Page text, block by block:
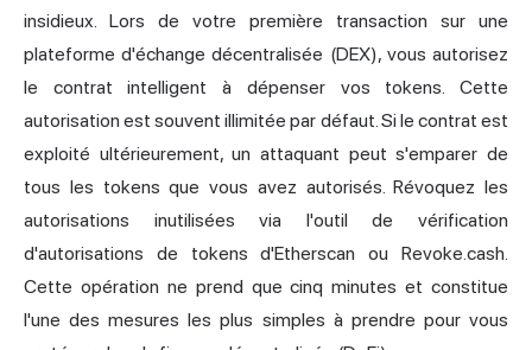
insidieux. Lors de votre première transaction sur une
plateforme d'échange décentralisée (DEX), vous autorisez
le contrat intelligent à dépenser vos tokens. Cette
autorisation est souvent illimitée par défaut. Si le contrat est
exploité ultérieurement, un attaquant peut s'emparer de
tous les tokens que vous avez autorisés. Révoquez les
autorisations inutilisées via l'outil de vérification
d'autorisations de tokens d'Etherscan ou Revoke.cash.
Cette opération ne prend que cinq minutes et constitue
l'une des mesures les plus simples à prendre pour vous